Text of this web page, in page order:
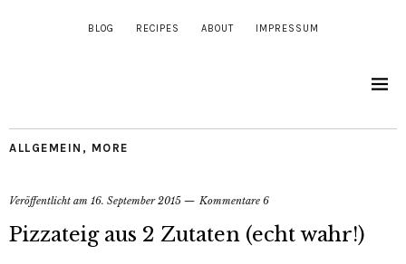
BLOG RECIPES ABOUT IMPRESSUM
ALLGEMEIN , MORE
Veröffentlicht am 16. September 2015 Kommentare 6
Pizzateig aus 2 Zutaten (echt wahr!)